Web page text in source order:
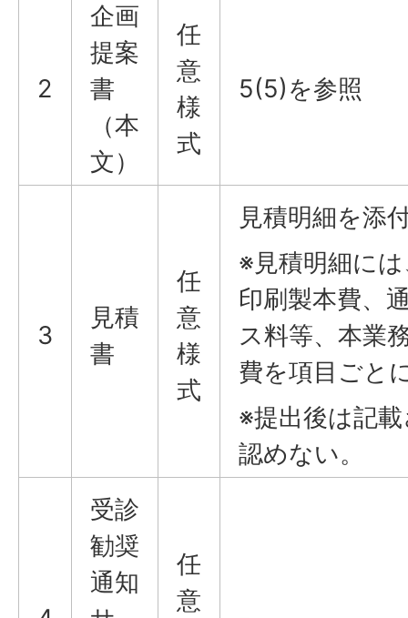
2
企画
提案
書
（本
文）
任
意
様
式
5(5)を参照
3
見積
書
任
意
様
式
見積明細を添
※見積明細に
印刷製本費、
ス料等、本業
費を項目ごと
※提出後は記
認めない。
受診
勧奨
通知
任
意